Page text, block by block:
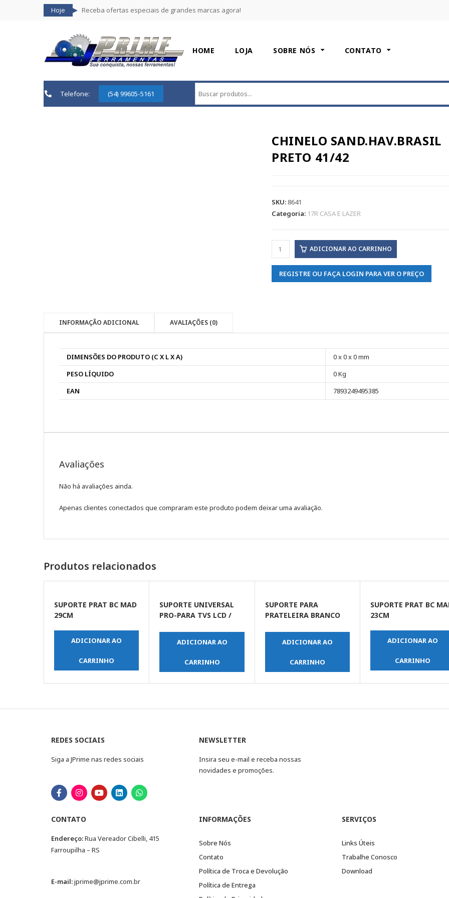
Hoje Receba ofertas especiais de grandes marcas agora!
HOME LOJA SOBRE NÓS CONTATO
Telefone: (54) 99605-5161
CHINELO SAND.HAV.BRASIL
PRETO 41/42
SKU: 8641
Categoria: 17R CASA E LAZER
ADICIONAR AO CARRINHO
REGISTRE OU FAÇA LOGIN PARA VER O PREÇO
INFORMAÇÃO ADICIONAL AVALIAÇÕES (0)
DIMENSÕES DO PRODUTO (C X L X A)
0 x 0 x 0 mm
PESO LÍQUIDO
0 Kg
EAN
7893249495385
Avaliações
Não há avaliações ainda.
Apenas clientes conectados que compraram este produto podem deixar uma avaliação.
Produtos relacionados
SUPORTE PRAT BC MAD
29CM
ADICIONAR AO
CARRINHO
SUPORTE UNIVERSAL
PRO-PARA TVS LCD /
ADICIONAR AO
CARRINHO
SUPORTE PARA
PRATELEIRA BRANCO
ADICIONAR AO
CARRINHO
SUPORTE PRAT BC
23CM
ADICIONAR AO
CARRINHO
REDES SOCIAIS
Siga a JPrime nas redes sociais
NEWSLETTER
Insira seu e-mail e receba nossas
novidades e promoções.
CONTATO
Endereço:Rua Vereador Cibelli, 415
Farroupilha – RS
E-mail:jprime@jprime.com.br
INFORMAÇÕES
Sobre Nós
Contato
Política de Troca e Devolução
Política de Entrega
SERVIÇOS
Links Úteis
Trabalhe Conosco
Download